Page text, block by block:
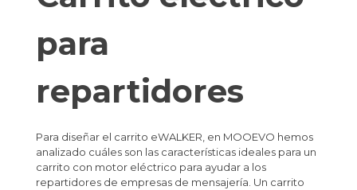
para
repartidores
Para diseñar el carrito eWALKER, en MOOEVO hemos
analizado cuáles son las características ideales para un
carrito con motor eléctrico para ayudar a los
repartidores de empresas de mensajería. Un carrito